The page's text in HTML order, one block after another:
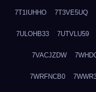
7T1IUHHO 7T3VE5UQ
7ULOHB33 7UTVLU59
7VACJZDW
7WRFNCB0